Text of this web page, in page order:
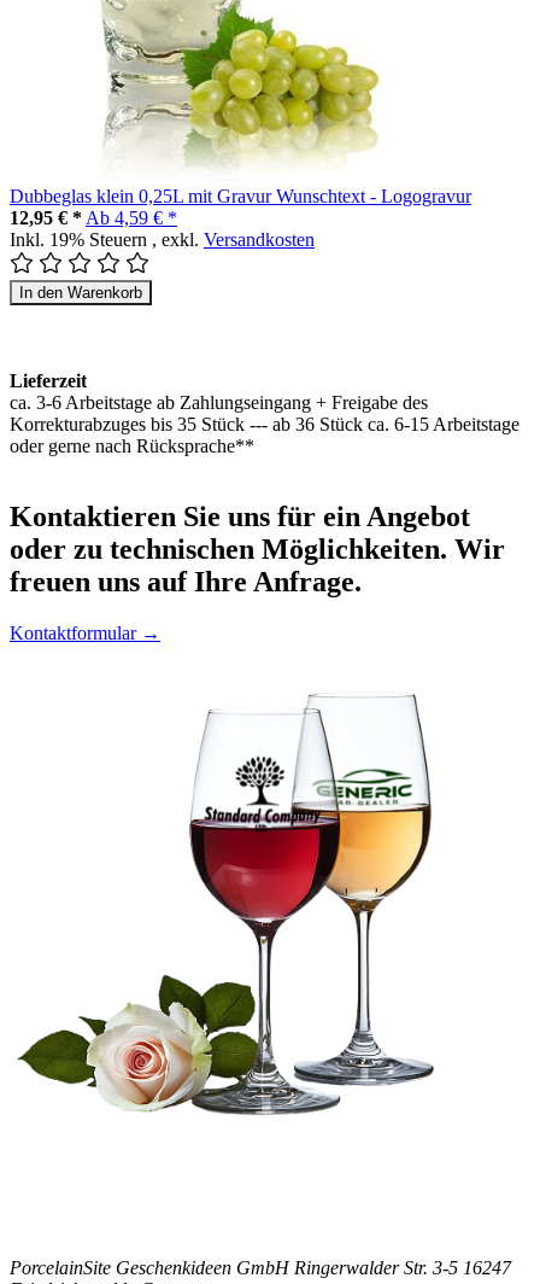
Dubbeglas klein 0,25L mit Gravur Wunschtext - Logogravur
12,95 € * Ab 4,59 € *
Inkl. 19% Steuern , exkl. Versandkosten
In den Warenkorb
Lieferzeit
ca. 3-6 Arbeitstage ab Zahlungseingang + Freigabe des
Korrekturabzuges bis 35 Stück --- ab 36 Stück ca. 6-15 Arbeitstage
oder gerne nach Rücksprache**
Kontaktieren Sie uns für ein Angebot
oder zu technischen Möglichkeiten. Wir
freuen uns auf Ihre Anfrage.
Kontaktformular →
PorcelainSite Geschenkideen GmbH Ringerwalder Str. 3-5 16247